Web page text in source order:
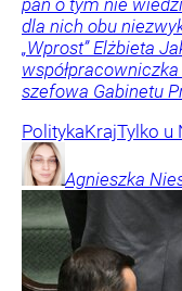
pan o tym nie
dla nich obu
„Wprost” Elżbieta
szefowa Gabinetu
PolitykaKrajTylko u
Agnieszka